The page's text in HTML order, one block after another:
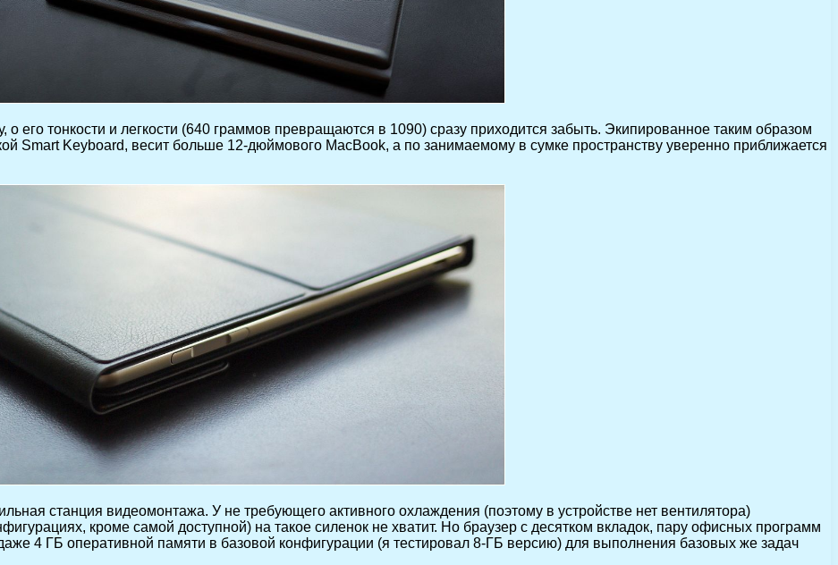
о его тонкости и легкости (640 граммов превращаются в 1090) сразу приходится забыть. Экипированное таким образом
Smart Keyboard, весит больше 12-дюймового MacBook, а по занимаемому в сумке пространству уверенно приближается
станция видеомонтажа. У не требующего активного охлаждения (поэтому в устройстве нет вентилятора)
кроме самой доступной) на такое силенок не хватит. Но браузер с десятком вкладок, пару офисных программ
4 ГБ оперативной памяти в базовой конфигурации (я тестировал 8-ГБ версию) для выполнения базовых же задач